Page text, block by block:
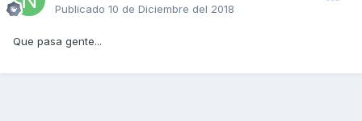
Publicado 10 de Diciembre del 2018
Que pasa gente...